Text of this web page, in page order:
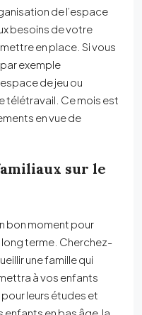
de l’espace
besoins de votre
en place. Si vous
exemple
de jeu ou
télétravail. Ce mois est
en vue de
sur le
bon moment pour
long terme. Cherchez-
une famille qui
à vos enfants
leurs études et